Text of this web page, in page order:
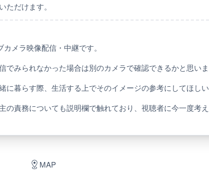
だけます。
メラ映像配信・中継です。
みられなかった場合は別のカメラで確認できるかと思いま
に暮らす際、生活する上でそのイメージの参考にしてほしい
の責務についても説明欄で触れており、視聴者に今一度考え
MAP